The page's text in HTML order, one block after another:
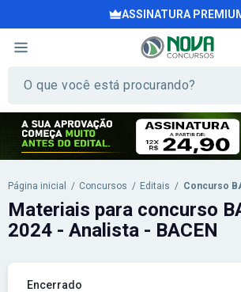
ASSINATURA
Página inicial / Concursos / Editais / Concurso
Encerrado
Materiais para concurso
2024 - Analista - BACEN